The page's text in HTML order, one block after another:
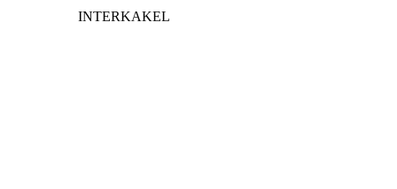
INTERKAKEL